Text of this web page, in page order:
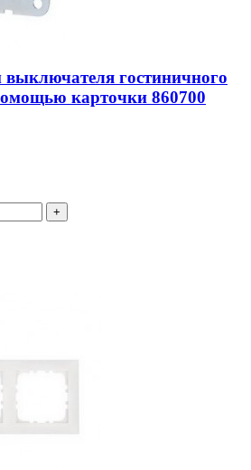
гостиничного
карточки 860700